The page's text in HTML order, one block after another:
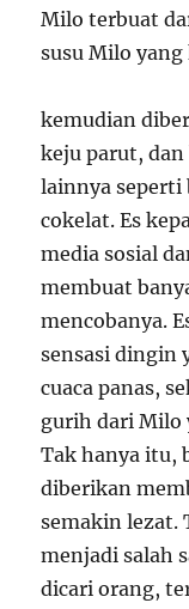
Milo terbuat
susu Milo
kemudian
keju parut,
lainnya seperti
cokelat. Es
media sosial
membuat
mencobanya.
sensasi dingin
cuaca panas,
gurih dari Milo
Tak hanya itu,
diberikan
semakin lezat.
menjadi salah
dicari orang,